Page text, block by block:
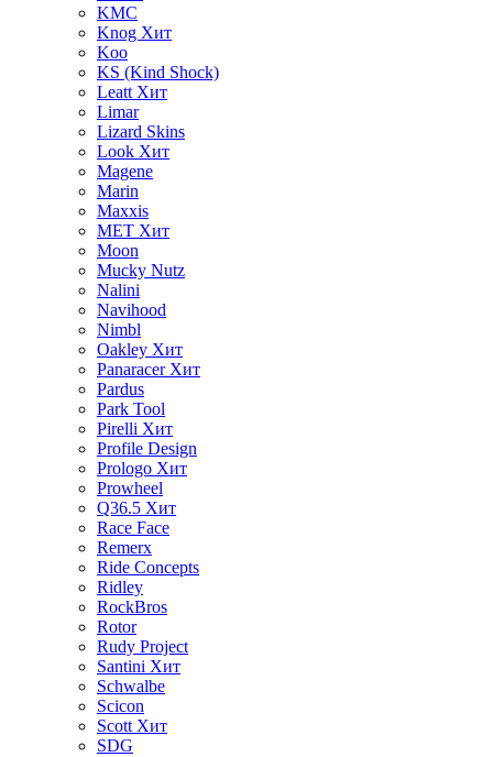
KMC
Knog Хит
Koo
KS (Kind Shock)
Leatt Хит
Limar
Lizard Skins
Look Хит
Magene
Marin
Maxxis
MET Хит
Moon
Mucky Nutz
Nalini
Navihood
Nimbl
Oakley Хит
Panaracer Хит
Pardus
Park Tool
Pirelli Хит
Profile Design
Prologo Хит
Prowheel
Q36.5 Хит
Race Face
Remerx
Ride Concepts
Ridley
RockBros
Rotor
Rudy Project
Santini Хит
Schwalbe
Scicon
Scott Хит
SDG